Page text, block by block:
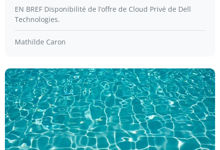
EN BREF Disponibilité de l’offre de Cloud Privé de Dell
Technologies.
Mathilde Caron